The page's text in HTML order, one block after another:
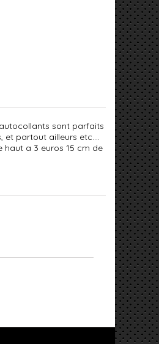
sont parfaits
et partout ailleurs etc....
haut a 3 euros 15 cm de